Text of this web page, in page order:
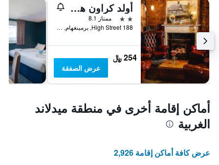
أولد كراون هوتل
2 نجمتين
ممتاز 8.1
188 High Street, برمينغهام, المملكة المتحدة
254 ﷼
عرض الصفقة
أماكن إقامة أخرى في منطقة ميدلاند
الغربية
عرض كافة أماكن إقامة 2,926